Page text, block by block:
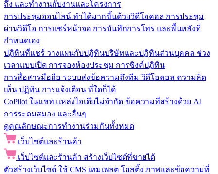
ถึง และทำงานกับงานและโครงการ
การประชุมออนไลน์ ทำได้มากขึ้นด้วยวิดีโอคอล การประชุม
ผ่านวิดีโอ การแชร์หน้าจอ การบันทึกการโทร และพื้นหลังที่
กำหนดเอง
ปฏิทินที่แชร์ วางแผนกับปฏิทินบริษัทและปฏิทินส่วนบุคคล ช่วง
เวลาแบบเปิด การจองห้องประชุม การซิงค์ปฏิทิน
การสื่อสารมือถือ ระบบส่งข้อความถึงทีม วิดีโอคอล ความคิด
เห็น ปฏิทิน การแจ้งเตือน ที่ใดก็ได้
CoPilot ในแชท แหล่งไอเดียไม่จำกัด ข้อความที่สร้างด้วย AI
การระดมสมอง และอื่นๆ
ดูคุณลักษณะการทำงานร่วมกันทั้งหมด
เว็บไซต์และร้านค้า
เว็บไซต์และร้านค้า สร้างเว็บไซต์ที่ขายได้
ตัวสร้างเว็บไซต์ ใช้ CMS เทมเพลต โฮสติ้ง ภาพและข้อความที่